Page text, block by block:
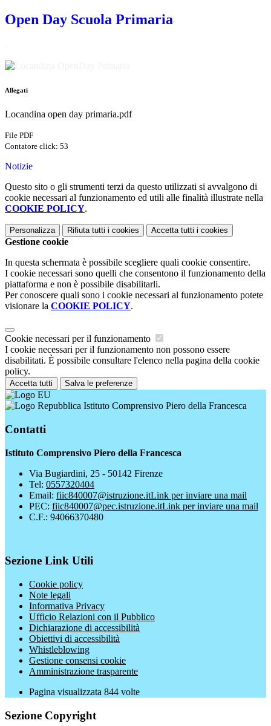
Open Day Scuola Primaria
Allegati
Locandina open day primaria.pdf
File PDF
Contatore click: 53
Notizie
Questo sito o gli strumenti terzi da questo utilizzati si avvalgono di
cookie necessari al funzionamento ed utili alle finalità illustrate nella
COOKIE POLICY.
Personalizza Rifiuta tutti i cookies Accetta tutti i cookies
Gestione cookie
In questa schermata è possibile scegliere quali cookie consentire.
I cookie necessari sono quelli che consentono il funzionamento della
piattaforma e non è possibile disabilitarli.
Per conoscere quali sono i cookie necessari al funzionamento potete
visionare la COOKIE POLICY.
Cookie necessari per il funzionamento
I cookie necessari per il funzionamento non possono essere
disabilitati. È possibile consultare l'elenco nella pagina della cookie
policy.
Accetta tutti Salva le preferenze
Istituto Comprensivo Piero della Francesca
Contatti
Istituto Comprensivo Piero della Francesca
Via Bugiardini, 25 - 50142 Firenze
Tel: 0557320404
Email: fiic840007@istruzione.itLink per inviare una mail
PEC: fiic840007@pec.istruzione.itLink per inviare una mail
C.F.: 94066370480
Sezione Link Utili
Cookie policy
Note legali
Informativa Privacy
Ufficio Relazioni con il Pubblico
Dichiarazione di accessibilità
Obiettivi di accessibilità
Whistleblowing
Gestione consensi cookie
Amministrazione trasparente
Pagina visualizzata 844 volte
Sezione Copyright